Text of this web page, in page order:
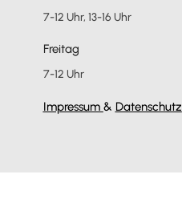
7-12 Uhr, 13-16 Uhr
Freitag
7-12 Uhr
Impressum & Datenschutz